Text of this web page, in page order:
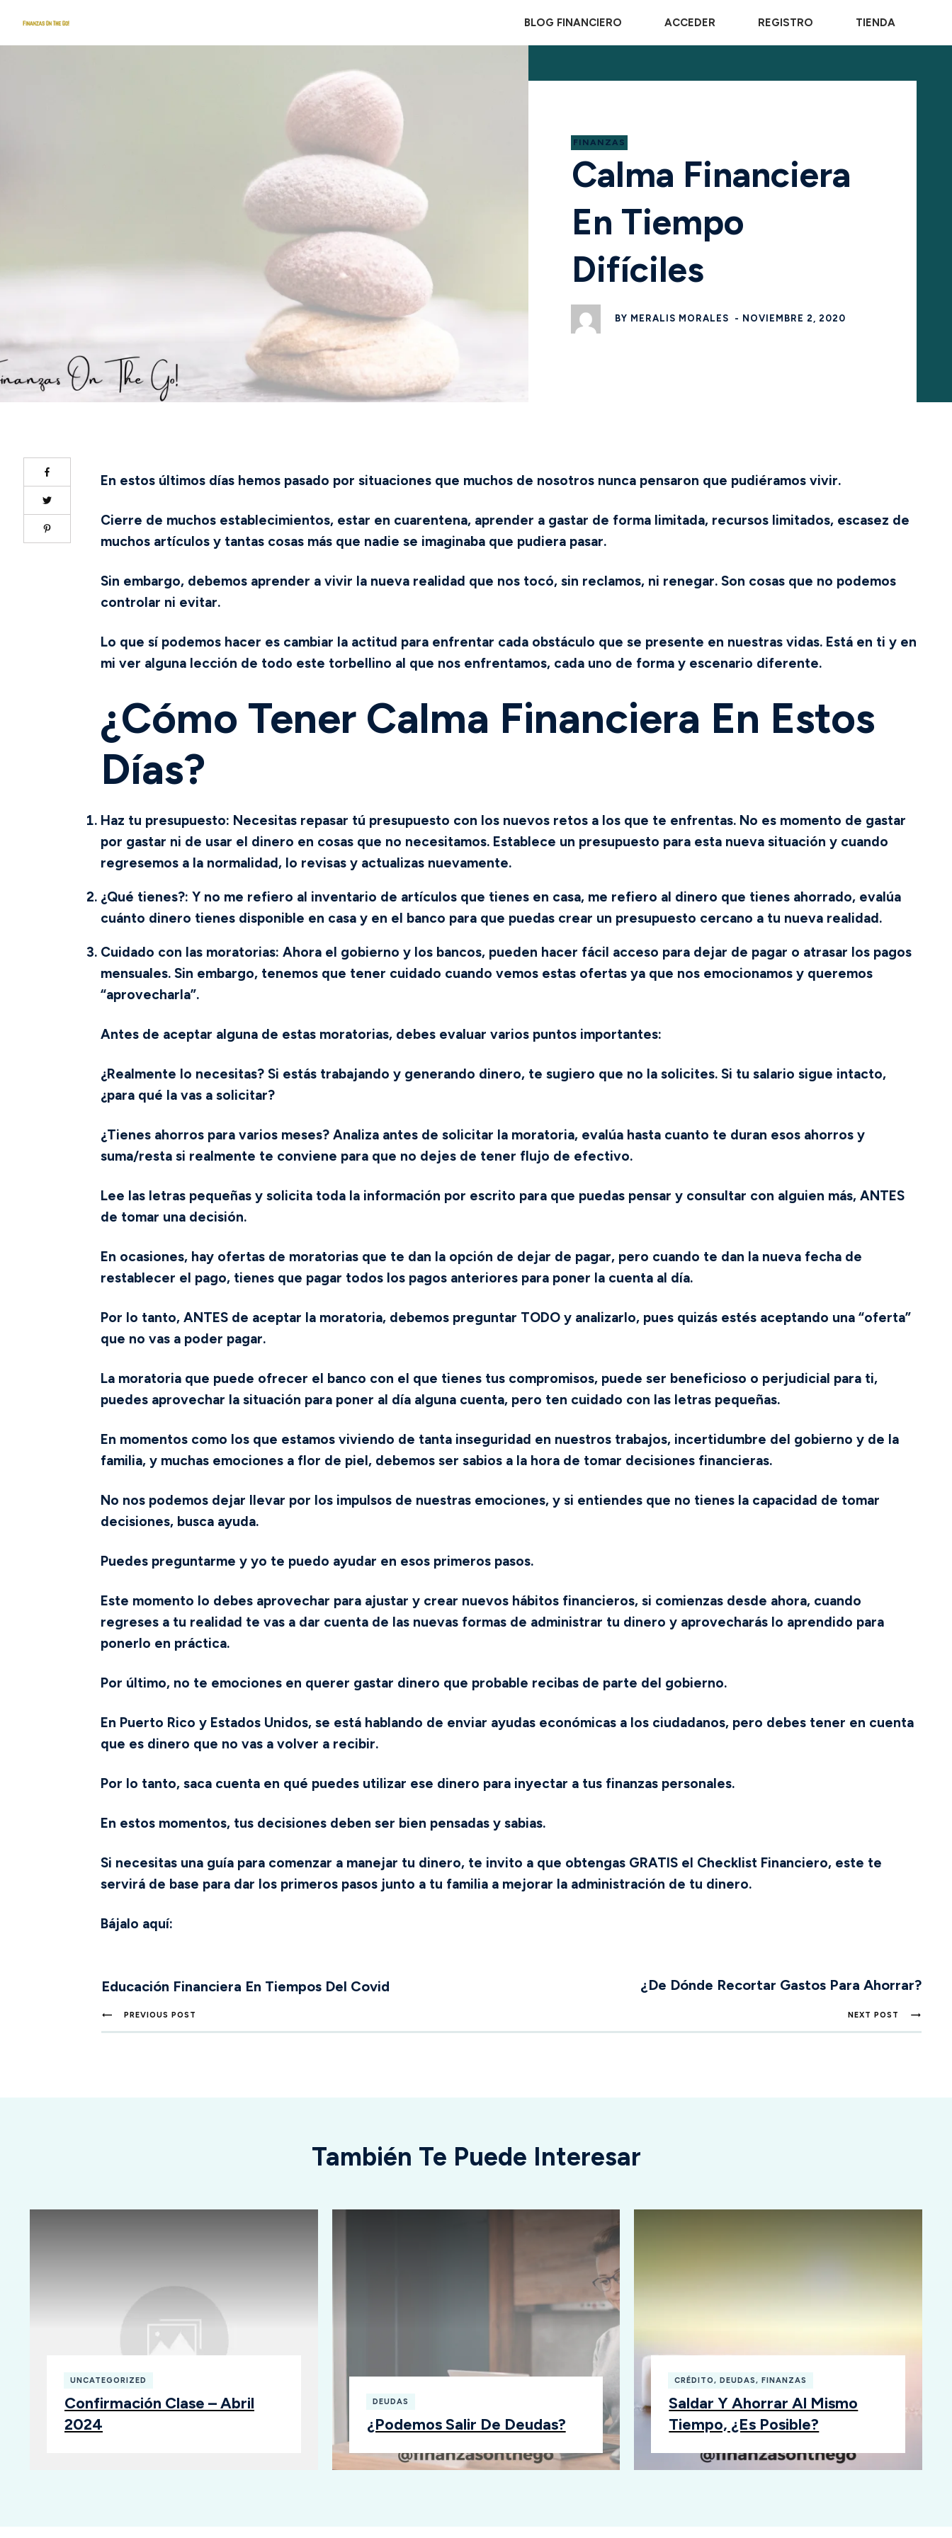
BLOG FINANCIERO ACCEDER REGISTRO TIENDA
FINANZAS
Calma Financiera
En Tiempo
Difíciles
BY MERALIS MORALES - NOVIEMBRE 2, 2020
En estos últimos días hemos pasado por situaciones que muchos de nosotros nunca pensaron que pudiéramos vivir.
Cierre de muchos establecimientos, estar en cuarentena, aprender a gastar de forma limitada, recursos limitados, escasez de
muchos artículos y tantas cosas más que nadie se imaginaba que pudiera pasar.
Sin embargo, debemos aprender a vivir la nueva realidad que nos tocó, sin reclamos, ni renegar. Son cosas que no podemos
controlar ni evitar.
Lo que sí podemos hacer es cambiar la actitud para enfrentar cada obstáculo que se presente en nuestras vidas. Está en ti y en
mi ver alguna lección de todo este torbellino al que nos enfrentamos, cada uno de forma y escenario diferente.
¿Cómo Tener Calma Financiera En Estos
Días?
Haz tu presupuesto: Necesitas repasar tú presupuesto con los nuevos retos a los que te enfrentas. No es momento de gastar
por gastar ni de usar el dinero en cosas que no necesitamos. Establece un presupuesto para esta nueva situación y cuando
regresemos a la normalidad, lo revisas y actualizas nuevamente.
¿Qué tienes?: Y no me refiero al inventario de artículos que tienes en casa, me refiero al dinero que tienes ahorrado, evalúa
cuánto dinero tienes disponible en casa y en el banco para que puedas crear un presupuesto cercano a tu nueva realidad.
Cuidado con las moratorias: Ahora el gobierno y los bancos, pueden hacer fácil acceso para dejar de pagar o atrasar los pagos
mensuales. Sin embargo, tenemos que tener cuidado cuando vemos estas ofertas ya que nos emocionamos y queremos
“aprovecharla”.
Antes de aceptar alguna de estas moratorias, debes evaluar varios puntos importantes:
¿Realmente lo necesitas? Si estás trabajando y generando dinero, te sugiero que no la solicites. Si tu salario sigue intacto,
¿para qué la vas a solicitar?
¿Tienes ahorros para varios meses? Analiza antes de solicitar la moratoria, evalúa hasta cuanto te duran esos ahorros y
suma/resta si realmente te conviene para que no dejes de tener flujo de efectivo.
Lee las letras pequeñas y solicita toda la información por escrito para que puedas pensar y consultar con alguien más, ANTES
de tomar una decisión.
En ocasiones, hay ofertas de moratorias que te dan la opción de dejar de pagar, pero cuando te dan la nueva fecha de
restablecer el pago, tienes que pagar todos los pagos anteriores para poner la cuenta al día.
Por lo tanto, ANTES de aceptar la moratoria, debemos preguntar TODO y analizarlo, pues quizás estés aceptando una “oferta”
que no vas a poder pagar.
La moratoria que puede ofrecer el banco con el que tienes tus compromisos, puede ser beneficioso o perjudicial para ti,
puedes aprovechar la situación para poner al día alguna cuenta, pero ten cuidado con las letras pequeñas.
En momentos como los que estamos viviendo de tanta inseguridad en nuestros trabajos, incertidumbre del gobierno y de la
familia, y muchas emociones a flor de piel, debemos ser sabios a la hora de tomar decisiones financieras.
No nos podemos dejar llevar por los impulsos de nuestras emociones, y si entiendes que no tienes la capacidad de tomar
decisiones, busca ayuda.
Puedes preguntarme y yo te puedo ayudar en esos primeros pasos.
Este momento lo debes aprovechar para ajustar y crear nuevos hábitos financieros, si comienzas desde ahora, cuando
regreses a tu realidad te vas a dar cuenta de las nuevas formas de administrar tu dinero y aprovecharás lo aprendido para
ponerlo en práctica.
Por último, no te emociones en querer gastar dinero que probable recibas de parte del gobierno.
En Puerto Rico y Estados Unidos, se está hablando de enviar ayudas económicas a los ciudadanos, pero debes tener en cuenta
que es dinero que no vas a volver a recibir.
Por lo tanto, saca cuenta en qué puedes utilizar ese dinero para inyectar a tus finanzas personales.
En estos momentos, tus decisiones deben ser bien pensadas y sabias.
Si necesitas una guía para comenzar a manejar tu dinero, te invito a que obtengas GRATIS el Checklist Financiero, este te
servirá de base para dar los primeros pasos junto a tu familia a mejorar la administración de tu dinero.
Bájalo aquí:
Educación Financiera En Tiempos Del Covid ¿De Dónde Recortar Gastos Para Ahorrar?
PREVIOUS POST NEXT POST
También Te Puede Interesar
UNCATEGORIZED
Confirmación Clase – Abril
2024
DEUDAS
¿Podemos Salir De Deudas?
CRÉDITO,DEUDAS,FINANZAS
Saldar Y Ahorrar Al Mismo
Tiempo, ¿es Posible?